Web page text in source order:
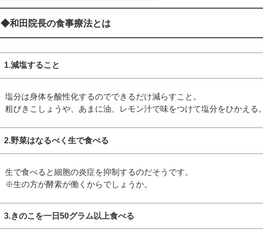
◆和田院長の食事療法とは
1.減塩すること
塩分は身体を酸性化するのでできるだけ減らすこと。
粗びきこしょうや、あまに油、レモン汁で味をつけて塩分をひかえる。
2.野菜はなるべく生で食べる
生で食べると細胞の炎症を抑制するのだそうです。
※生の方が酵素が働くからでしょうか。
3.きのこを一日50グラム以上食べる